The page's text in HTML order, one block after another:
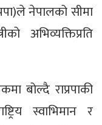
नेपालको सीमा
अभिव्यक्तिप्रति
बोल्दै राप्रपाकी
स्वाभिमान र